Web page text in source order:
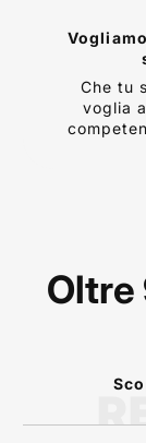
Che tu
voglia
Oltre